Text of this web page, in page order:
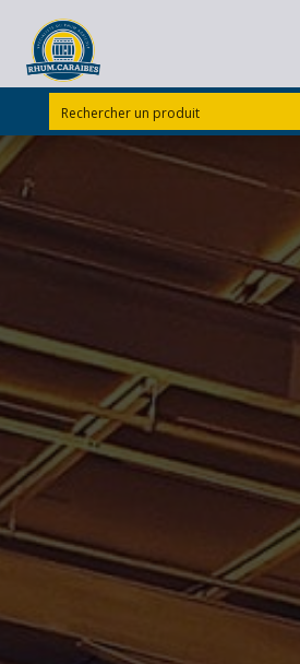
Accueil/Rhums Guadeloupe
RHUM BLANC REIMONENQ 1L 50°